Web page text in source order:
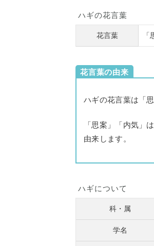
ハギの花言葉
花言葉
花言葉の由来
ハギの花言葉は「
「思案」「内気」
由来します。
ハギについて
科・属
学名